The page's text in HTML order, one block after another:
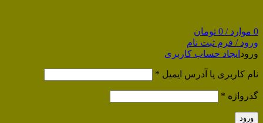
0 موارد /
0 تومان
ورود / فرم ثبت نام
ورود ایجاد حساب کاربری
نام کاربری یا آدرس ایمیل *
گذرواژه *
ورود